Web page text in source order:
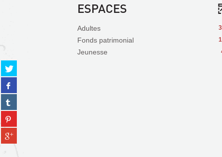
Partager
sur
twitter
(Nouvelle
fenêtre)
Partager
sur
facebook
(Nouvelle
fenêtre)
Partager
sur
tumblr
(Nouvelle
fenêtre)
Partager
sur
pinterest
(Nouvelle
Partager
sur
ESPACES
Adultes
Fonds patrimonial
Jeunesse